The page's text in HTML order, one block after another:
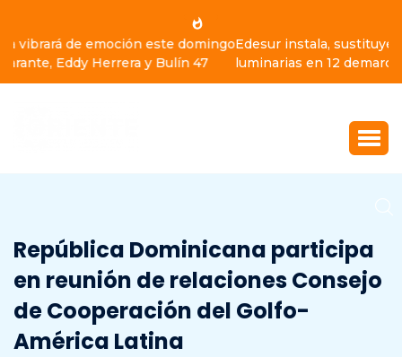
Edesur instala, sustituye y normaliza casi 10,000
luminarias en 12 demarcaciones
República Dominicana participa
en reunión de relaciones Consejo
de Cooperación del Golfo-
América Latina